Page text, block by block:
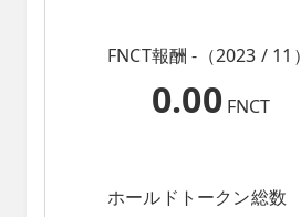
FNCT報酬 -（2023 / 11）
0.00 FNCT
ホールドトークン総数